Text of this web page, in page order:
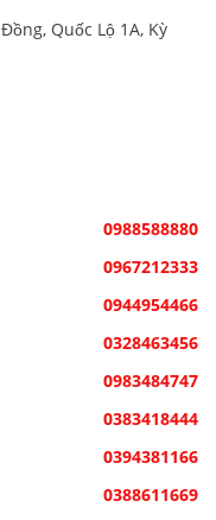
Quốc Lộ 1A, Kỳ
0988588880
0967212333
0944954466
0328463456
0983484747
0383418444
0394381166
0388611669